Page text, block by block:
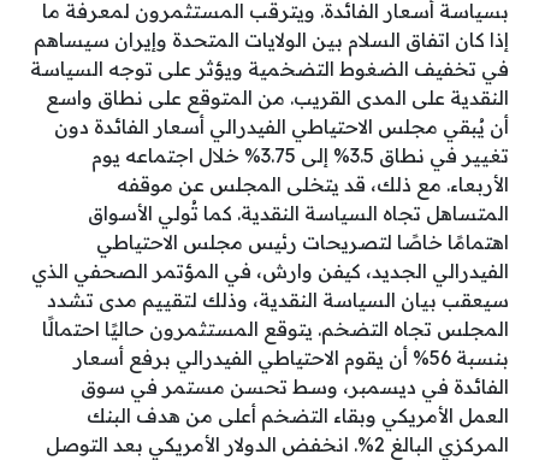
بسياسة أسعار الفائدة. ويترقب المستثمرون لمعرفة ما
إذا كان اتفاق السلام بين الولايات المتحدة وإيران سيساهم
في تخفيف الضغوط التضخمية ويؤثر على توجه السياسة
النقدية على المدى القريب. من المتوقع على نطاق واسع
أن يُبقي مجلس الاحتياطي الفيدرالي أسعار الفائدة دون
تغيير في نطاق 3.5% إلى 3.75% خلال اجتماعه يوم
الأربعاء. مع ذلك، قد يتخلى المجلس عن موقفه
المتساهل تجاه السياسة النقدية. كما تُولي الأسواق
اهتمامًا خاصًا لتصريحات رئيس مجلس الاحتياطي
الفيدرالي الجديد، كيفن وارش، في المؤتمر الصحفي الذي
سيعقب بيان السياسة النقدية، وذلك لتقييم مدى تشدد
المجلس تجاه التضخم. يتوقع المستثمرون حاليًا احتمالًا
بنسبة 56% أن يقوم الاحتياطي الفيدرالي برفع أسعار
الفائدة في ديسمبر، وسط تحسن مستمر في سوق
العمل الأمريكي وبقاء التضخم أعلى من هدف البنك
المركزي البالغ 2%. انخفض الدولار الأمريكي بعد التوصل